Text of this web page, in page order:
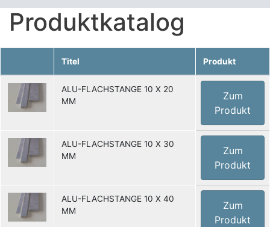
Produktkatalog
Titel Produkt
ALU-FLACHSTANGE 10 X 20
MM
Zum
Produkt
ALU-FLACHSTANGE 10 X 30
MM
Zum
Produkt
ALU-FLACHSTANGE 10 X 40
MM
Zum
Produkt